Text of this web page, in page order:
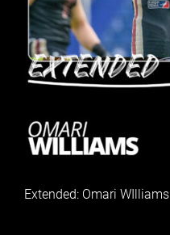
Extended: Omari WIlliams